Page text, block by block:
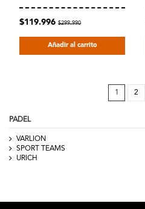
$119.996 $299.990
Añadir al carrito
1 2
PADEL
VARLION
SPORT TEAMS
URICH